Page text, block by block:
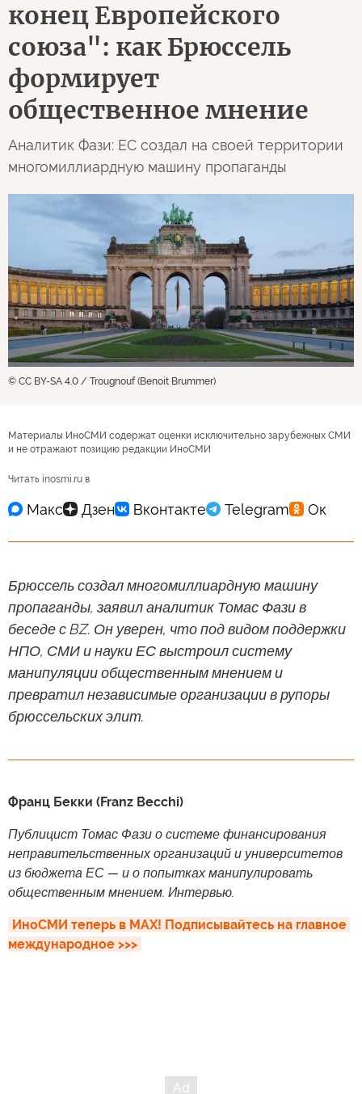
конец Европейского
союза": как Брюссель
формирует
общественное мнение
Аналитик Фази: ЕС создал на своей территории
многомиллиардную машину пропаганды
© CC BY-SA 4.0 / Trougnouf (Benoit Brummer)
Материалы ИноСМИ содержат оценки исключительно зарубежных СМИ
и не отражают позицию редакции ИноСМИ
Читать inosmi.ru в
Брюссель создал многомиллиардную машину
пропаганды, заявил аналитик Томас Фази в
беседе с BZ. Он уверен, что под видом поддержки
НПО, СМИ и науки ЕС выстроил систему
манипуляции общественным мнением и
превратил независимые организации в рупоры
брюссельских элит.
Франц Бекки (Franz Becchi)
Публицист Томас Фази о системе финансирования
неправительственных организаций и университетов
из бюджета ЕС — и о попытках манипулировать
общественным мнением. Интервью.
ИноСМИ теперь в MAX! Подписывайтесь на главное
международное >>>